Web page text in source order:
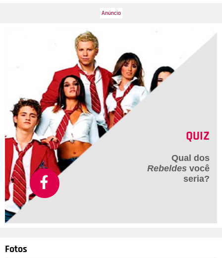
QUIZ
Qual dos
Rebeldes você
seria?
Fotos